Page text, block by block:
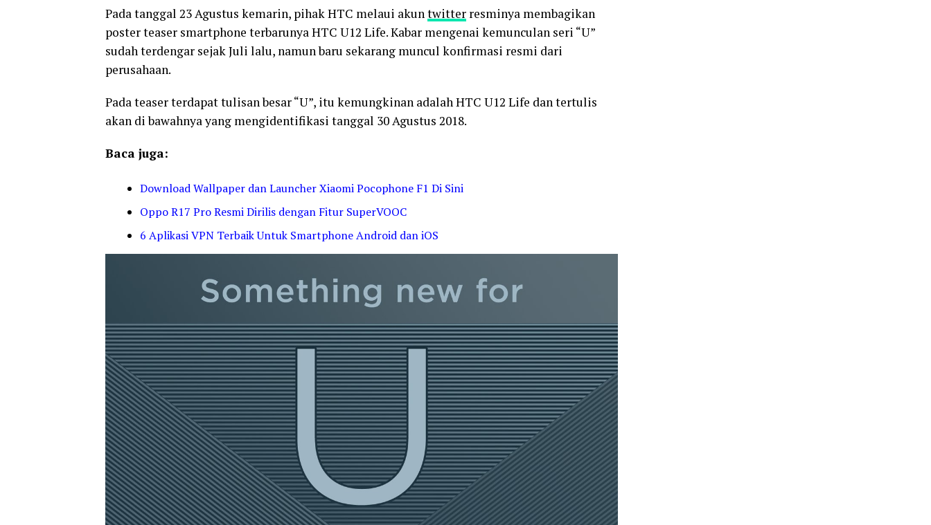
Pada tanggal 23 Agustus kemarin, pihak HTC melaui akuntwitter resminya membagikan
poster teaser smartphone terbarunya HTC U12 Life. Kabar mengenai kemunculan seri “U”
sudah terdengar sejak Juli lalu, namun baru sekarang muncul konfirmasi resmi dari
perusahaan.
Pada teaser terdapat tulisan besar “U”, itu kemungkinan adalah HTC U12 Life dan tertulis
akan di bawahnya yang mengidentifikasi tanggal 30 Agustus 2018.
Baca juga:
Download Wallpaper dan Launcher Xiaomi Pocophone F1 Di Sini
Oppo R17 Pro Resmi Dirilis dengan Fitur SuperVOOC
6 Aplikasi VPN Terbaik Untuk Smartphone Android dan iOS